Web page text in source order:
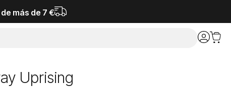
más de 7 €
Uprising